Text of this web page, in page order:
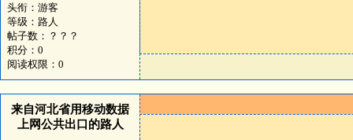
头衔：游客
等级：路人
帖子数：？？？
积分：0
阅读权限：0
来自河北省用移动数据
上网公共出口的路人